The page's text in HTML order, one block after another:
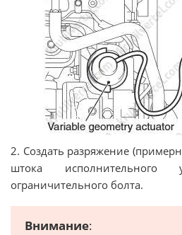
2. Создать разряжение
штока исполнительного
ограничительного болта.
Внимание: